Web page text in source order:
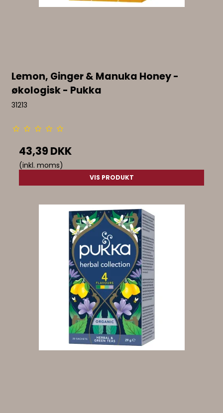
Lemon, Ginger & Manuka Honey -
økologisk - Pukka
31213
43,39 DKK
(inkl. moms)
VIS PRODUKT